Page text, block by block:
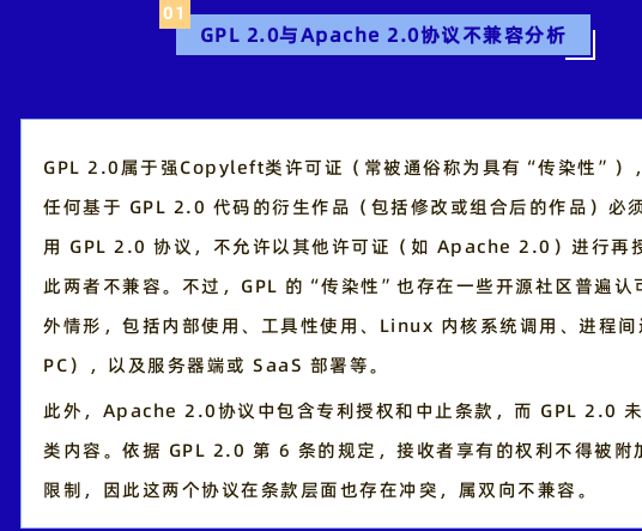
01
GPL 2.0与Apache 2.0协议不兼容分析
GPL 2.0属于强Copyleft类许可证（常被通俗称为具有“传染性”）
任何基于 GPL 2.0 代码的衍生作品（包括修改或组合后的作品）必
用 GPL 2.0 协议，不允许以其他许可证（如 Apache 2.0）进行再
此两者不兼容。不过，GPL 的“传染性”也存在一些开源社区普遍认
外情形，包括内部使用、工具性使用、Linux 内核系统调用、进程间
PC），以及服务器端或 SaaS 部署等。
此外，Apache 2.0协议中包含专利授权和中止条款，而 GPL 2.0
类内容。依据 GPL 2.0 第 6 条的规定，接收者享有的权利不得被附
限制，因此这两个协议在条款层面也存在冲突，属双向不兼容。